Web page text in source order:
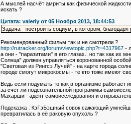
А мыслей насчёт амриты как физической
искать ?
Цитата: valeriy от 05 Ноября 2013, 18:44:53
Задача - построить социум, в котором,
Рекомендованный фильм так и не смотрели ?
http://rutracker.org/forum/viewtopic.php?t=4317967-
а они - "паразитами" в его глазах.. но так как их
Солнца" должен управляться коронованной
"Световая из Рингсэ Лучей" - на карте города
городе смогут микрокосмы - те кто тоже имеют
Ведь если подумать то как в организме
за счёт ли подсознательной программы
Махарши - адепт самоисследования и
Подсказка : КэГэБэшный совок сажающий
превратилась в её раковую опухоль ?